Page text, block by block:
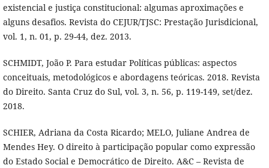
existencial e justiça constitucional: algumas aproximações e
alguns desafios. Revista do CEJUR/TJSC: Prestação Jurisdicional,
vol. 1, n. 01, p. 29-44, dez. 2013.
SCHMIDT, João P. Para estudar Políticas públicas: aspectos
conceituais, metodológicos e abordagens teóricas. 2018. Revista
do Direito. Santa Cruz do Sul, vol. 3, n. 56, p. 119-149, set/dez.
2018.
SCHIER, Adriana da Costa Ricardo; MELO, Juliane Andrea de
Mendes Hey. O direito à participação popular como expressão
do Estado Social e Democrático de Direito. A&C – Revista de